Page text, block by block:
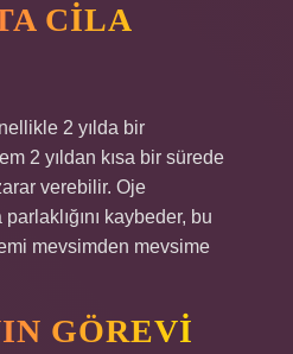
CILA
2 yılda bir
2 yıldan kısa bir sürede
verebilir. Oje
kaybeder, bu
mevsimden mevsime
GÖREVI